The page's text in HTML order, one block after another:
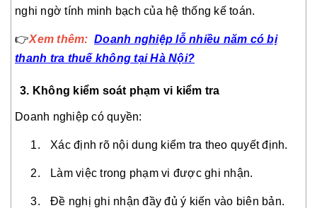
nghi ngờ tính minh bạch của hệ thống kế toán.
👉Xem thêm: Doanh nghiệp lỗ nhiều năm có bị
thanh tra thuế không tại Hà Nội?
3. Không kiểm soát phạm vi kiểm tra
Doanh nghiệp có quyền:
Xác định rõ nội dung kiểm tra theo quyết định.
Làm việc trong phạm vi được ghi nhận.
Đề nghị ghi nhận đầy đủ ý kiến vào biên bản.